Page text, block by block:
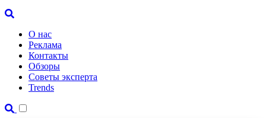
О нас
Реклама
Контакты
Обзоры
Советы эксперта
Trends